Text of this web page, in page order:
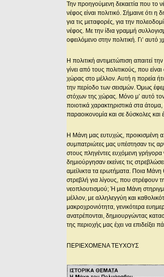
Την προηγούμενη δεκαετία που το
νέφος είναι πολιτικό. Σήμαινε ότι η
για τις μεταφορές, για την
νέφος. Με την ίδια γραμμή
οφειλόμενο στην πολιτική. Γι’ αυτό
Η πολιτική αντιμετώπιση απαιτεί
γίνει από τους πολιτικούς, που
χώρας στο μέλλον. Αυτή η πορεία
την περίοδο των σεισμών. Όμως
στόχων της χώρας. Μόνο μ’ αυτό
ποιοτικά χαρακτηριστικά στα
παραοικονομία και σε δύσκολες
Η Μάνη μας ευτυχώς, προικισμένη
συμπατριώτες μας υπέστησαν τις
στους πληγέντες ευχόμενη
δημιούργησαν εκείνες τις
αμείλικτα τα ερωτήματα. Ποια Μάνη
στρεβλή για λίγους, που στρέφουν
νεοπλουτισμού; Ή μια Μάνη
μέλλον, με αλληλεγγύη και
μακροχρονιότητα, γενικότερα
ανατρέπονται, δημιουργώντας
της περιοχής μας έχει να επιδείξει
ΠΕΡΙΕΧΟΜΕΝΑ ΤΕΥΧΟΥΣ